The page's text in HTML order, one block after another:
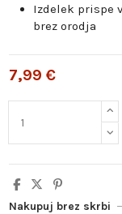
Izdelek prispe
brez orodja
7,99 €
Nakupuj brez skrbi